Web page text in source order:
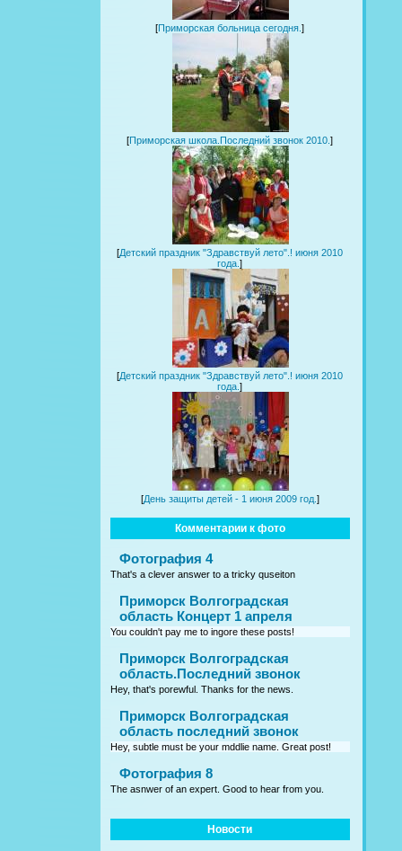
[Приморская больница сегодня.]
[Приморская школа.Последний звонок 2010.]
[Детский праздник "Здравствуй лето".! июня 2010
года.]
[Детский праздник "Здравствуй лето".! июня 2010
года.]
[День защиты детей - 1 июня 2009 год. ]
Комментарии к фото
Фотография 4
That's a clever answer to a tricky quseiton
Приморск Волгоградская
область Концерт 1 апреля
You couldn't pay me to ingore these posts!
Приморск Волгоградская
область.Последний звонок
Hey, that's porewful. Thanks for the news.
Приморск Волгоградская
область последний звонок
Hey, subtle must be your mddlie name. Great post!
Фотография 8
The asnwer of an expert. Good to hear from you.
Новости